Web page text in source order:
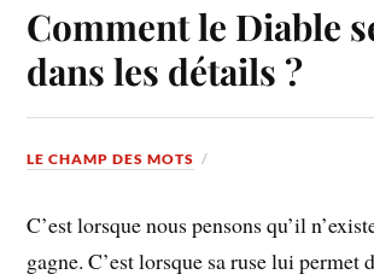
Comment le Diable
dans les détails ?
LE CHAMP DES MOTS
C’est lorsque nous pensons qu’il
gagne. C’est lorsque sa ruse lui permet